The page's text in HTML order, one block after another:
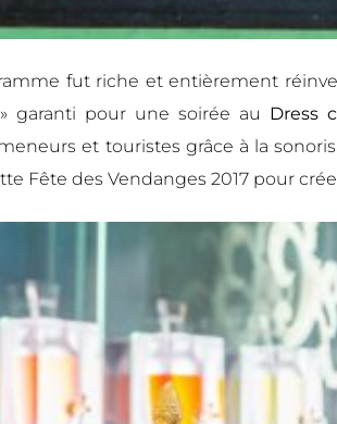
fut riche et entièrement
garanti pour une soirée au Dress
et touristes grâce à la
Fête des Vendanges 2017 pour